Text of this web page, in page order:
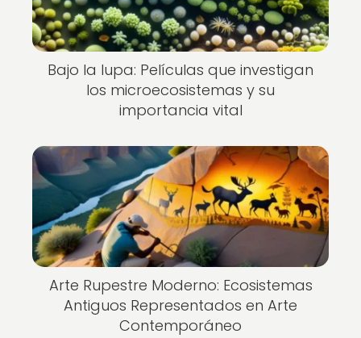
Bajo la lupa: Películas que investigan
los microecosistemas y su
importancia vital
Arte Rupestre Moderno: Ecosistemas
Antiguos Representados en Arte
Contemporáneo